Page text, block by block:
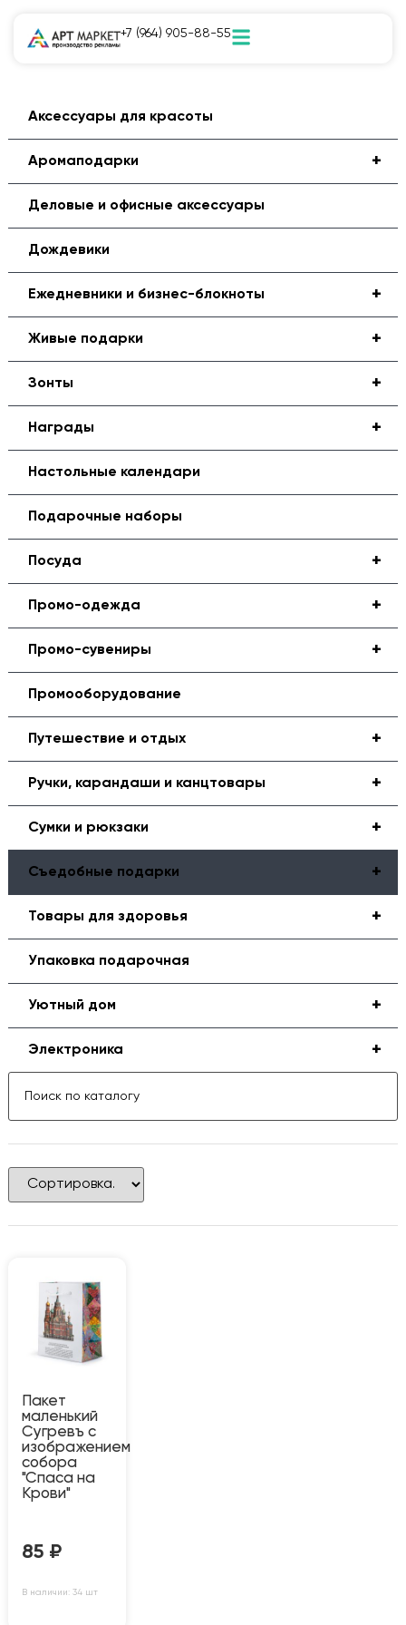
+7 (964) 905-88-55
Аксессуары для красоты
+
Аромаподарки
Деловые и офисные аксессуары
Дождевики
+
Ежедневники и бизнес-блокноты
+
Живые подарки
+
Зонты
+
Награды
Настольные календари
Подарочные наборы
+
Посуда
+
Промо-одежда
+
Промо-сувениры
Промооборудование
+
Путешествие и отдых
+
Ручки, карандаши и канцтовары
+
Сумки и рюкзаки
+
Съедобные подарки
+
Товары для здоровья
Упаковка подарочная
+
Уютный дом
+
Электроника
Пакет
маленький
Сугревъ с
изображением
собора
"Спаса на
Крови"
85 ₽
В наличии: 34 шт